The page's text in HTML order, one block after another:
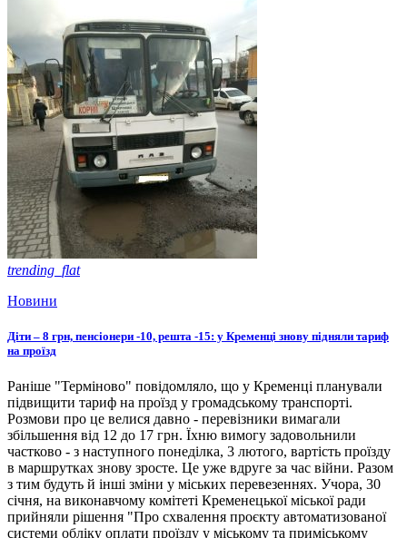
trending_flat
Новини
Діти – 8 грн, пенсіонери -10, решта -15: у Кременці знову підняли тариф
на проїзд
Раніше "Терміново" повідомляло, що у Кременці планували
підвищити тариф на проїзд у громадському транспорті.
Розмови про це велися давно - перевізники вимагали
збільшення від 12 до 17 грн. Їхню вимогу задовольнили
частково - з наступного понеділка, 3 лютого, вартість проїзду
в маршрутках знову зросте. Це уже вдруге за час війни. Разом
з тим будуть й інші зміни у міських перевезеннях. Учора, 30
січня, на виконавчому комітеті Кременецької міської ради
прийняли рішення "Про схвалення проєкту автоматизованої
системи обліку оплати проїзду у міському та приміському